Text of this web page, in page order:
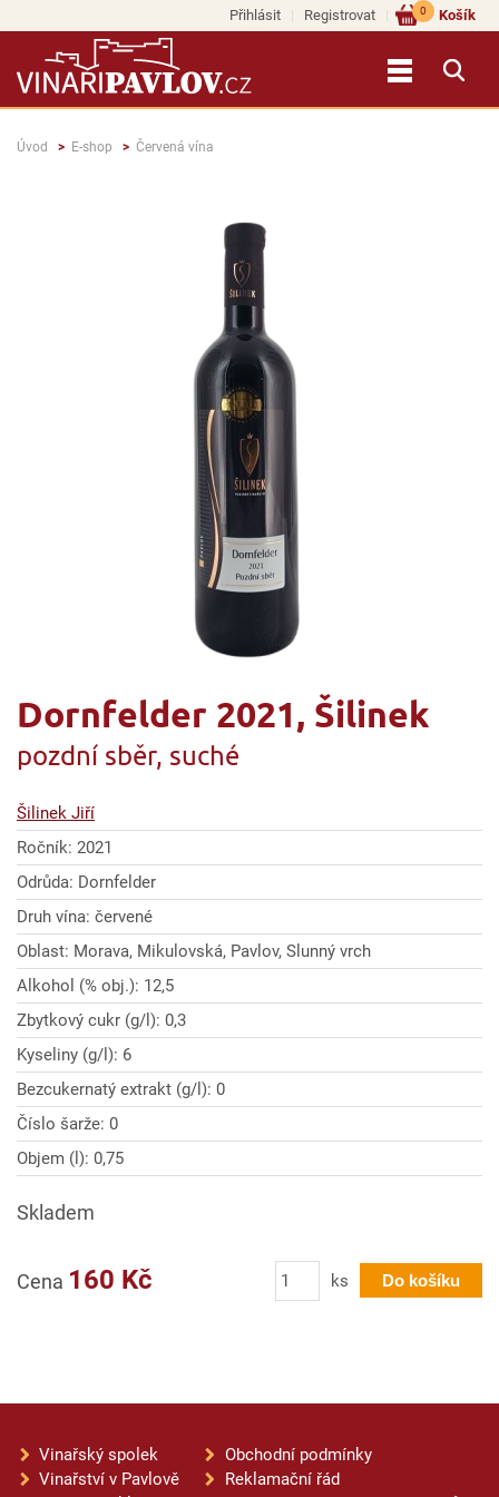
Přihlásit Registrovat Košík
0
Úvod E-shop Červená vína
Dornfelder 2021, Šilinek
pozdní sběr, suché
Šilinek Jiří
Ročník: 2021
Odrůda: Dornfelder
Druh vína: červené
Oblast: Morava, Mikulovská, Pavlov, Slunný vrch
Alkohol (% obj.): 12,5
Zbytkový cukr (g/l): 0,3
Kyseliny (g/l): 6
Bezcukernatý extrakt (g/l): 0
Číslo šarže: 0
Objem (l): 0,75
Skladem
Cena 160 Kč Počet ks Do košíku
Vinařský spolek
Vinařství v Pavlově
Obchodní podmínky
Reklamační řád